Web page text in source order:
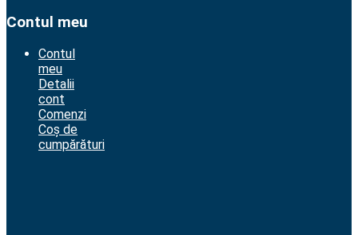
Contul meu
Contul
meu
Detalii
cont
Comenzi
Coș de
cumpărături